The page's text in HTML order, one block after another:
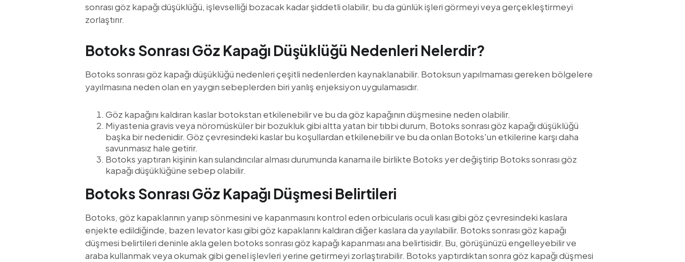
sonrası göz kapağı düşüklüğü, işlevselliği bozacak kadar şiddetli olabilir, bu da günlük işleri görmeyi veya gerçekleştirmeyi
zorlaştırır.
Botoks Sonrası Göz Kapağı Düşüklüğü Nedenleri Nelerdir?
Botoks sonrası göz kapağı düşüklüğü nedenleri çeşitli nedenlerden kaynaklanabilir. Botoksun yapılmaması gereken bölgelere
yayılmasına neden olan en yaygın sebeplerden biri yanlış enjeksiyon uygulamasıdır.
Göz kapağını kaldıran kaslar botokstan etkilenebilir ve bu da göz kapağının düşmesine neden olabilir.
Miyastenia gravis veya nöromüsküler bir bozukluk gibi altta yatan bir tıbbi durum, Botoks sonrası göz kapağı düşüklüğü
başka bir nedenidir. Göz çevresindeki kaslar bu koşullardan etkilenebilir ve bu da onları Botoks'un etkilerine karşı daha
savunmasız hale getirir.
Botoks yaptıran kişinin kan sulandırıcılar alması durumunda kanama ile birlikte Botoks yer değiştirip Botoks sonrası göz
kapağı düşüklüğüne sebep olabilir.
Botoks Sonrası Göz Kapağı Düşmesi Belirtileri
Botoks, göz kapaklarının yanıp sönmesini ve kapanmasını kontrol eden orbicularis oculi kası gibi göz çevresindeki kaslara
enjekte edildiğinde, bazen levator kası gibi göz kapaklarını kaldıran diğer kaslara da yayılabilir. Botoks sonrası göz kapağı
düşmesi belirtileri deninle akla gelen botoks sonrası göz kapağı kapanması ana belirtisidir. Bu, görüşünüzü engelleyebilir ve
araba kullanmak veya okumak gibi genel işlevleri yerine getirmeyi zorlaştırabilir. Botoks yaptırdıktan sonra göz kapağı düşmesi